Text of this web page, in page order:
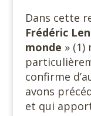
Dans cette
Frédéric
monde »
confirme
avons
et qui